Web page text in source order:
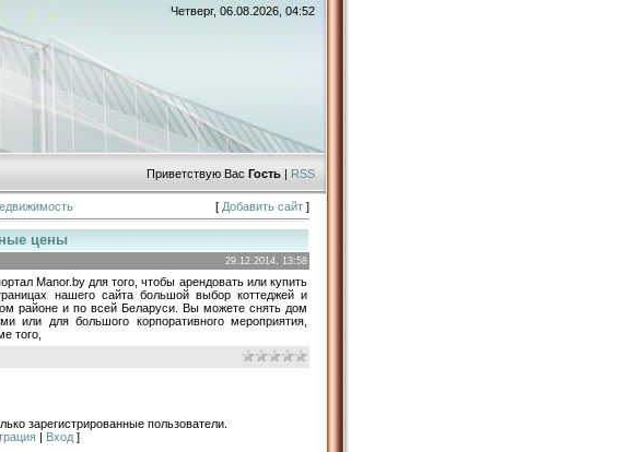
Четверг, 06.08.2026, 04:52
Приветствую Вас Гость | RSS
[ Добавить сайт ]
цены
29.12.2014, 13:58
Manor.by для того, чтобы арендовать или купить
нашего сайта большой выбор коттеджей и
районе и по всей Беларуси. Вы можете снять дом
или для большого корпоративного мероприятия,
того,
зарегистрированные пользователи.
| Вход ]